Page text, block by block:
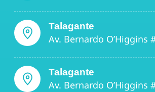
Talagante
Av. Bernardo O’Higgins
Talagante
Av. Bernardo O’Higgins